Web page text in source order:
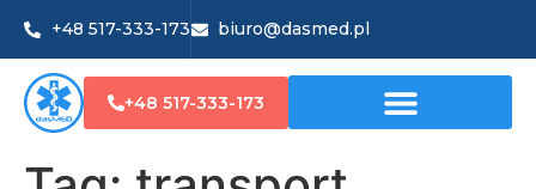
+48 517-333-173 biuro@dasmed.pl
+48 517-333-173